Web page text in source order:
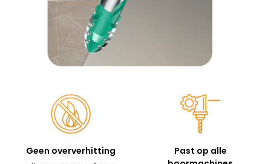
Geen oververhitting
Past op alle